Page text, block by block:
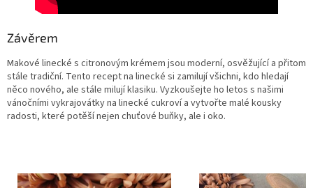
Závěrem
Makové linecké s citronovým krémem jsou moderní, osvěžující a přitom
stále tradiční. Tento recept na linecké si zamilují všichni, kdo hledají
něco nového, ale stále milují klasiku. Vyzkoušejte ho letos s našimi
vánočními vykrajovátky na linecké cukroví a vytvořte malé kousky
radosti, které potěší nejen chuťové buňky, ale i oko.